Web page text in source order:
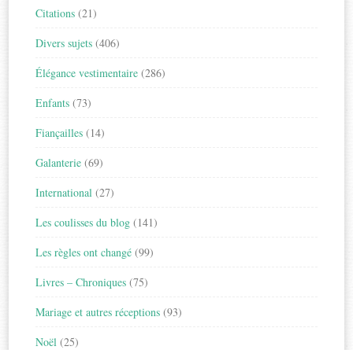
Citations (21)
Divers sujets (406)
Élégance vestimentaire (286)
Enfants (73)
Fiançailles (14)
Galanterie (69)
International (27)
Les coulisses du blog (141)
Les règles ont changé (99)
Livres – Chroniques (75)
Mariage et autres réceptions (93)
Noël (25)